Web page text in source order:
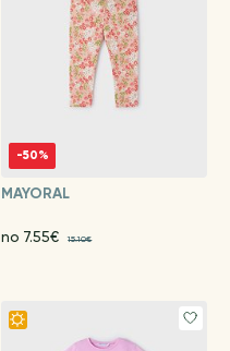
-50%
MAYORAL
no 7.55€ 15.10€